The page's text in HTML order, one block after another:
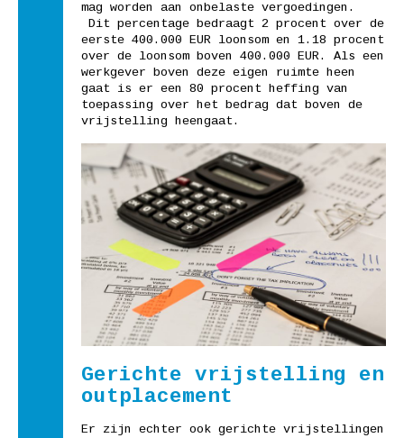
mag worden aan onbelaste vergoedingen.
Dit percentage bedraagt 2 procent over de
eerste 400.000 EUR loonsom en 1.18 procent
over de loonsom boven 400.000 EUR. Als een
werkgever boven deze eigen ruimte heen
gaat is er een 80 procent heffing van
toepassing over het bedrag dat boven de
vrijstelling heengaat.
Gerichte vrijstelling en
outplacement
Er zijn echter ook gerichte vrijstellingen